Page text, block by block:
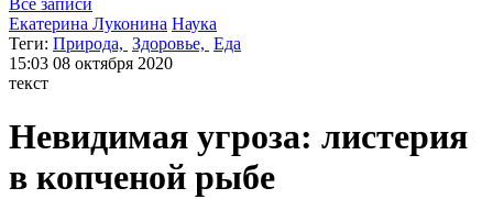
Все записи
Екатерина Луконина Наука
Теги: Природа, Здоровье, Еда
15:03 08 октября 2020
текст
Невидимая угроза: листерия
в копченой рыбе